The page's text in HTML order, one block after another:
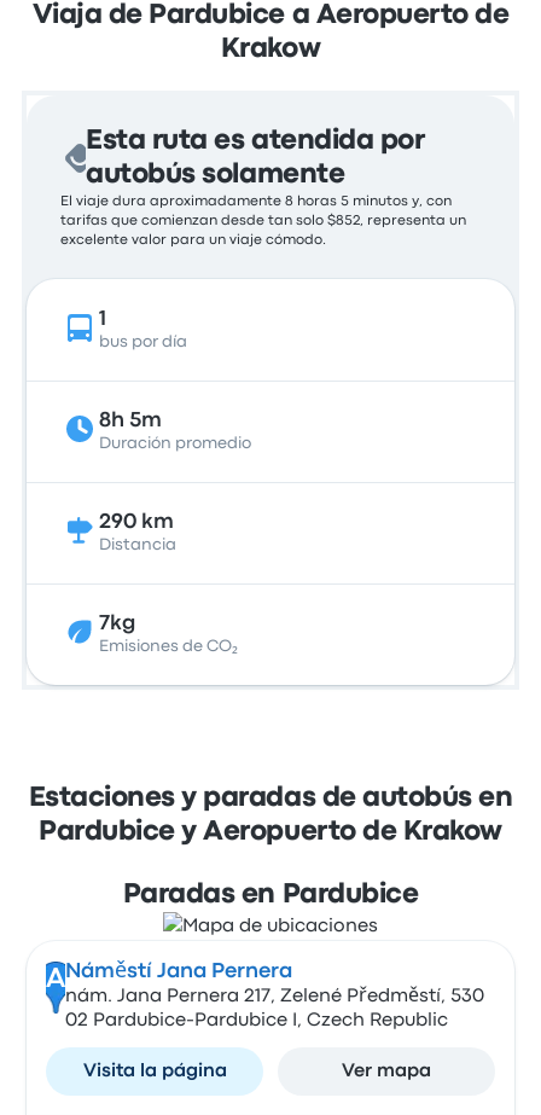
Viaja de Pardubice a Aeropuerto de
Krakow
Esta ruta es atendida por
autobús solamente
El viaje dura aproximadamente 8 horas 5 minutos y, con
tarifas que comienzan desde tan solo $852, representa un
excelente valor para un viaje cómodo.
1
bus por día
8h 5m
Duración promedio
290 km
Distancia
7kg
Emisiones de CO₂
Estaciones y paradas de autobús en
Pardubice y Aeropuerto de Krakow
Paradas en Pardubice
A Náměstí Jana Pernera
nám. Jana Pernera 217, Zelené Předměstí, 530
02 Pardubice-Pardubice I, Czech Republic
Visita la página Ver mapa